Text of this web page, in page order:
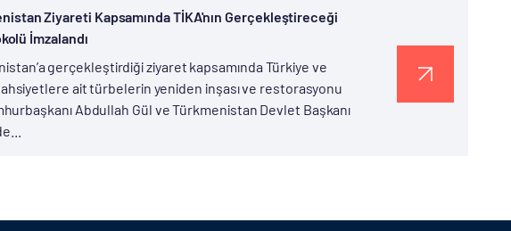
Ziyareti Kapsamında TİKA'nın Gerçekleştireceği
İmzalandı
gerçekleştirdiği ziyaret kapsamında Türkiye ve
ait türbelerin yeniden inşası ve restorasyonu
Abdullah Gül ve Türkmenistan Devlet Başkanı